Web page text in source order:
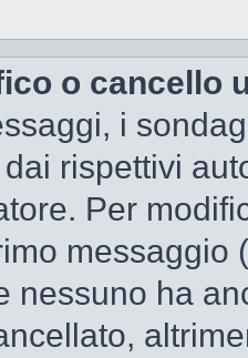
o cancello
i
rispettivi
Per
messaggio
nessuno ha